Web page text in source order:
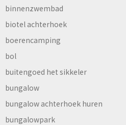
binnenzwembad
biotel achterhoek
boerencamping
bol
buitengoed het sikkeler
bungalow
bungalow achterhoek huren
bungalowpark